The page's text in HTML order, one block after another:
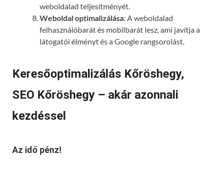
weboldalad teljesítményét.
Weboldal optimalizálása: A weboldalad
felhasználóbarát és mobilbarát lesz, ami javítja a
látogatói élményt és a Google rangsorolást.
Keresőoptimalizálás Kőröshegy,
SEO Kőröshegy – akár azonnali
kezdéssel
Az idő pénz!